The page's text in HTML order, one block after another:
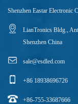
Shenzhen Eastar Electronic
LianTronics Bldg.,
Shenzhen China
sale@esdled.com
+86 18938696726
+86-755-33687666